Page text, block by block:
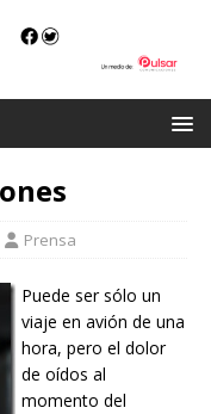
Prensa
Puede ser sólo un
viaje en avión de una
hora, pero el dolor
de oídos al
momento del